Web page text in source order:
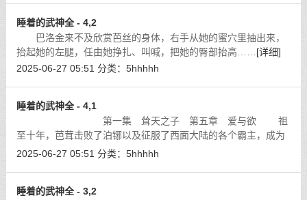
睡着的武神全 - 4,2
巴洛金来不及欣赏芭丝的身体，右手从她的蜜穴里抽出来，
抬起她的左腿，任由她挣扎、叫喊，把她的臀部抬高…… [详细]
2025-06-27 05:51 分类： 5hhhhh
睡着的武神全 - 4,1
第一集 耸天之子 第五章 爱与欲 祖
至十年，芭茸击败了泊铘以及征服了西面大陆的各个霸主，成为
西面大陆真正的主宰。[详细]
2025-06-27 05:51 分类： 5hhhhh
睡着的武神全 - 3,2